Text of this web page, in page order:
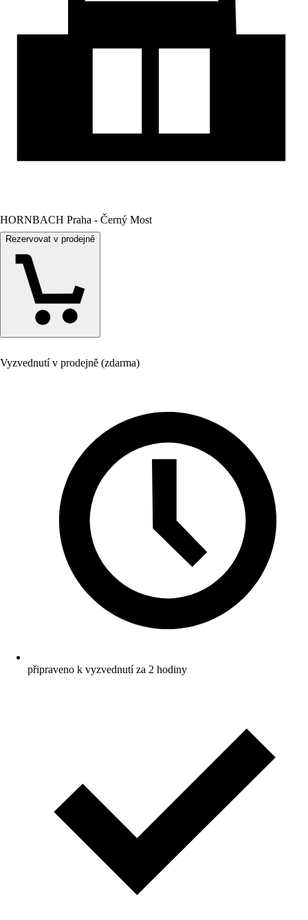
HORNBACH Praha - Černý Most
Rezervovat v prodejně
Vyzvednutí v prodejně (zdarma)
připraveno k vyzvednutí za 2 hodiny